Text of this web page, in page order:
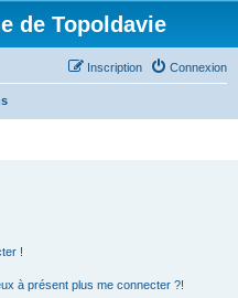
de Topoldavie
Connexion
Inscription
!
à présent plus me connecter ?!